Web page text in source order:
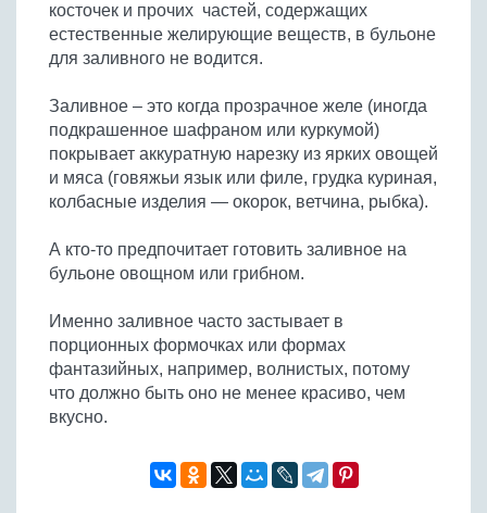
косточек и прочих частей, содержащих
естественные желирующие веществ, в бульоне
для заливного не водится.
Заливное – это когда прозрачное желе (иногда
подкрашенное шафраном или куркумой)
покрывает аккуратную нарезку из ярких овощей
и мяса (говяжьи язык или филе, грудка куриная,
колбасные изделия — окорок, ветчина, рыбка).
А кто-то предпочитает готовить заливное на
бульоне овощном или грибном.
Именно заливное часто застывает в
порционных формочках или формах
фантазийных, например, волнистых, потому
что должно быть оно не менее красиво, чем
вкусно.